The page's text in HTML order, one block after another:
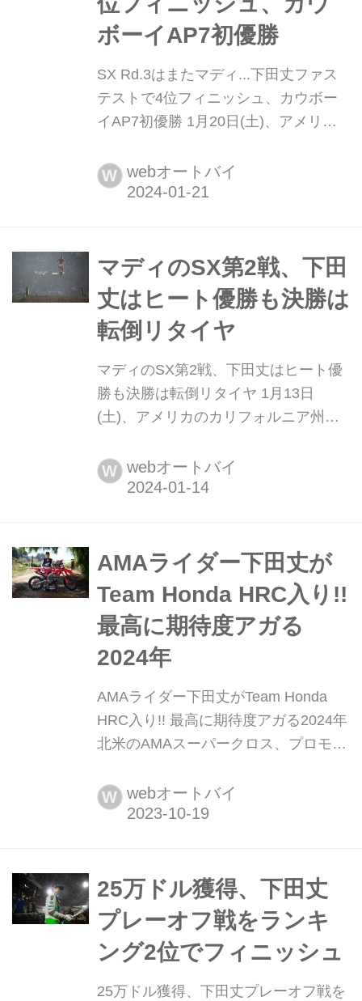
ボーイAP7初優勝
SX Rd.3はまたマディ...下田丈ファス
テストで4位フィニッシュ、カウボー
イAP7初優勝 1月20日(土)、アメリカ
るスナップドラゴン・スタジアムに
て、AMAスーパークロス選手権第3戦
でヒートレースでは優勝を果たしたも
のの、メインイベントでは惜しくも転
倒とその後の...
W webオートバイ
マディのSX第2戦、下田
丈はヒート優勝も決勝は
転倒リタイヤ
マディのSX第2戦、下田丈はヒート優
勝も決勝は転倒リタイヤ 1月13日
(土)、アメリカのカリフォルニア州サ
にて、AMAスーパークロス選手権第2
戦が開催されました マディレース、下
リッドからスタートしたものの、追い
W webオートバイ
AMAライダー下田丈が
Team Honda HRC入り!!
最高に期待度アガる
2024年
AMAライダー下田丈がTeam Honda
HRC入り!! 最高に期待度アガる2024年
北米のAMAスーパークロス、プロモト
に参戦を続けている下田丈が、Team
Honda HRCと2年契約したことを発表
W webオートバイ
25万ドル獲得、下田丈
プレーオフ戦をランキ
ング2位でフィニッシュ
25万ドル獲得、下田丈プレーオフ戦を